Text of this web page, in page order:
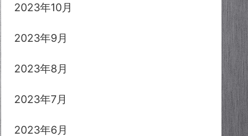
2023年10月
2023年9月
2023年8月
2023年7月
2023年6月